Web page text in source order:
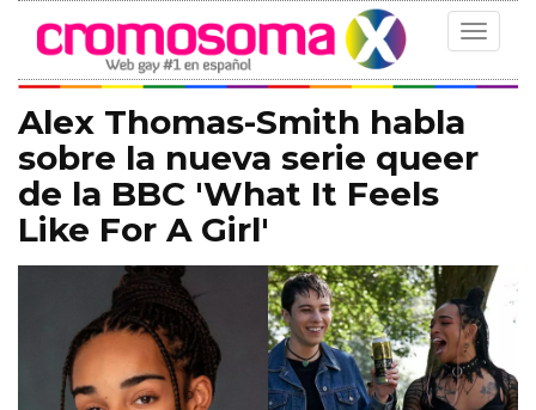
Toggle
Alex Thomas-Smith habla
sobre la nueva serie queer
de la BBC 'What It Feels
Like For A Girl'